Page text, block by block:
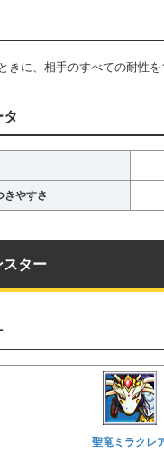
きに、相手のすべての耐性
きやすさ
ター
聖竜ミラクレ